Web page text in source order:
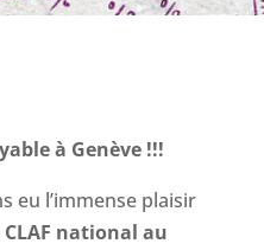
à Genève !!!
eu l’immense plaisir
CLAF national au